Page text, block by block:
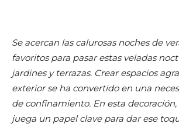
Se acercan las calurosas noches de
favoritos para pasar estas veladas
jardines y terrazas. Crear espacios
exterior se ha convertido en una
de confinamiento. En esta
juega un papel clave para dar ese